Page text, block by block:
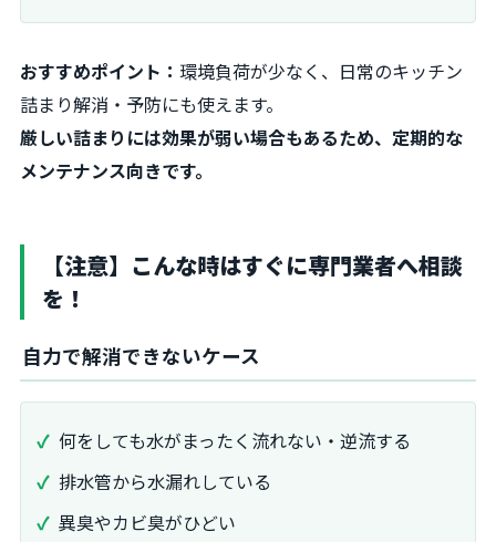
おすすめポイント： 環境負荷が少なく、日常のキッチン
詰まり解消・予防にも使えます。
厳しい詰まりには効果が弱い場合もあるため、定期的な
メンテナンス向きです。
【注意】こんな時はすぐに専門業者へ相談
を！
自力で解消できないケース
何をしても水がまったく流れない・逆流する
排水管から水漏れしている
異臭やカビ臭がひどい